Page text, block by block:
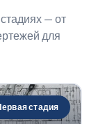
— от
для
стадия